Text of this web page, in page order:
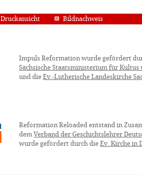
Druckansicht Bildnachweis
Impuls Reformation wurde gefördert
Sächsische Staatsministerium für Kultus
und die Ev.-Lutherische Landeskirche
Reformation Reloaded entstand in
dem Verband der Geschichtslehrer
wurde gefördert durch die Ev. Kirche in